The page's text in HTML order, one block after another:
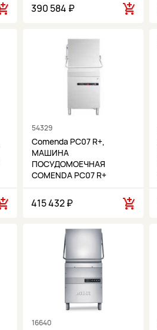
390 584 ₽
54329
Comenda PC07 R+,
МАШИНА
ПОСУДОМОЕЧНАЯ
COMENDA PC07 R+
415 432 ₽
16640